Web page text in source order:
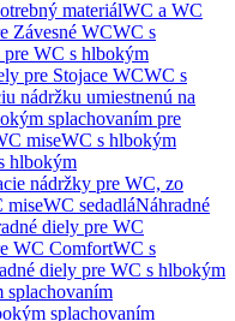
materiálWC a WC
Závesné WCWC s
pre WC s hlbokým
pre Stojace WCWC s
nádržku umiestnenú na
splachovaním pre
miseWC s hlbokým
hlbokým
nádržky pre WC, zo
miseWC sedadláNáhradné
diely pre WC
WC ComfortWC s
diely pre WC s hlbokým
splachovaním
splachovaním